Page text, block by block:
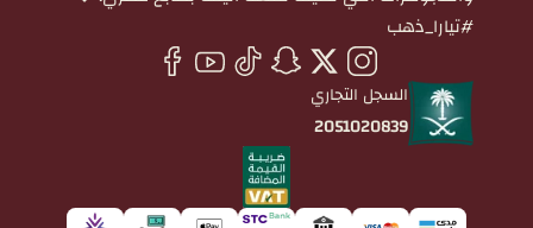
#تيارا_ذهب
السجل التجاري
2051020839